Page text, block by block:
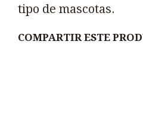
tipo de mascotas.
COMPARTIR ESTE